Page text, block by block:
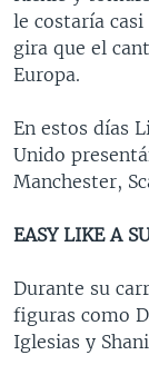
le costaría
gira que el
Europa.
En estos días
Unido
Manchester,
EASY LIKE A
Durante su
figuras como
Iglesias y